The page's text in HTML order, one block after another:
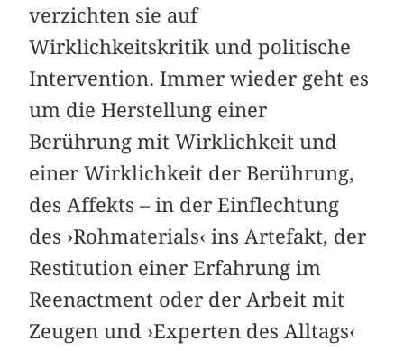
verzichten sie auf
Wirklichkeitskritik und politische
Intervention. Immer wieder geht es
um die Herstellung einer
Berührung mit Wirklichkeit und
einer Wirklichkeit der Berührung,
des Affekts – in der Einflechtung
des ›Rohmaterials‹ ins Artefakt, der
Restitution einer Erfahrung im
Reenactment oder der Arbeit mit
Zeugen und ›Experten des Alltags‹